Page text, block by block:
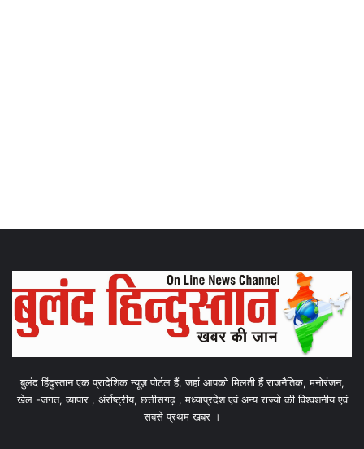
बुलंद हिंदुस्तान एक प्रादेशिक न्यूज़ पोर्टल हैं, जहां आपको मिलती हैं राजनैतिक, मनोरंजन,
खेल -जगत, व्यापार , अंर्राष्ट्रीय, छत्तीसगढ़ , मध्याप्रदेश एवं अन्य राज्यो की विश्वशनीय एवं
सबसे प्रथम खबर ।